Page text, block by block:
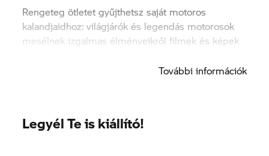
Rengeteg ötletet gyűjthetsz saját motoros
kalandjaidhoz: világjárók és legendás motorosok
mesélnek izgalmas élményeikről filmek és képek
További információk
Legyél Te is kiállító!